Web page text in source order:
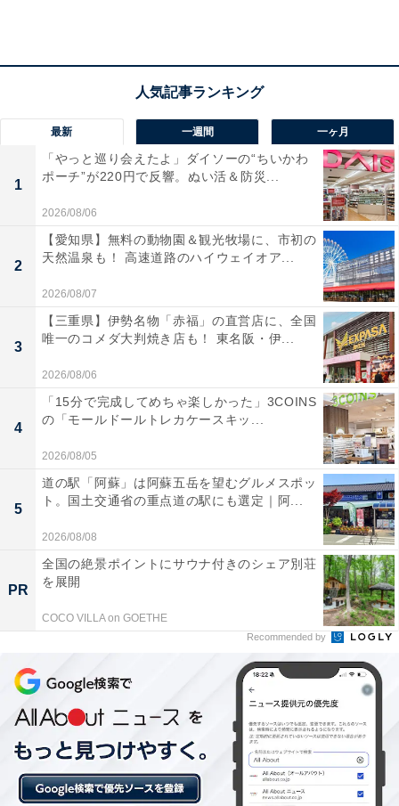
左の新品のTシャツはふっくらしているのに、2年越しの右のTシャツは毛玉
など着こんだ感が……
1枚1万円の高級Tシャツは、やはりそれなりに作られて
いて、質の良さを感じる仕上がりになっています。です
が、されどTシャツ。いくら高級でもいつまでもパリッ
ときれいな状態を保つのは不可能。汚れる時は汚れる
し、洗濯を繰り返せばクタッとするのは避けられませ
ん。
また遠目で見た時、正直シルエットの違いをそこまで感
じないアイテムでもあるので、ここは割り切ってOK。何
年も高級Tシャツを着るより、例え1000円台でもプチプ
ラで買い替えたほうが、大人のカジュアルコーデに必要
2. 丈感が重要なスカートはその都度更新が◎
スカートは丈感が重要。印象を大きく左右します。自分
の体型も変わっていきますし、いくら高級でいい素材だ
としても「一生もののスカートを購入する」というのは
難しく、その都度プチプラで更新していくほうがおすす
めです。
最新 一週間 一ヶ月
1
「やっと巡り会えたよ」ダイソーの“ちいかわ
ポーチ”が220円で反響。ぬい活＆防災...
2026/08/06
2
【愛知県】無料の動物園＆観光牧場に、市初の
天然温泉も！ 高速道路のハイウェイオア...
2026/08/07
3
【三重県】伊勢名物「赤福」の直営店に、全国
唯一のコメダ大判焼き店も！ 東名阪・伊...
2026/08/06
4
「15分で完成してめちゃ楽しかった」3COINS
の「モールドールトレカケースキッ...
2026/08/05
5
道の駅「阿蘇」は阿蘇五岳を望むグルメスポッ
ト。国土交通省の重点道の駅にも選定｜阿...
2026/08/08
PR
全国の絶景ポイントにサウナ付きのシェア別荘
を展開
COCO VILLA on GOETHE
Recommended by